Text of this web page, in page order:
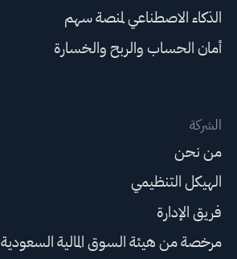
الذكاء الاصطناعي لمنصة سهم
أمان الحساب والربح والخسارة
الشركة
من نحن
الهيكل التنظيمي
فريق الإدارة
مرخصة من هيئة السوق المالية السعودية